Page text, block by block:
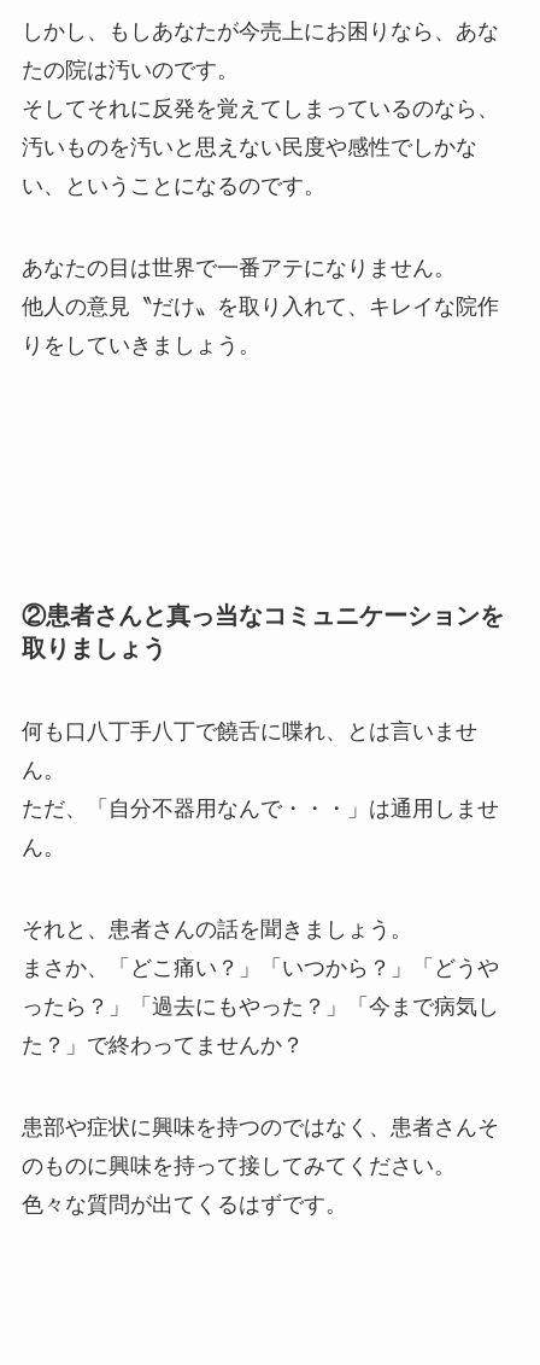
しかし、もしあなたが今売上にお困りなら、あな
たの院は汚いのです。
そしてそれに反発を覚えてしまっているのなら、
汚いものを汚いと思えない民度や感性でしかな
い、ということになるのです。
あなたの目は世界で一番アテになりません。
他人の意見〝だけ〟を取り入れて、キレイな院作
りをしていきましょう。
②患者さんと真っ当なコミュニケーションを
取りましょう
何も口八丁手八丁で饒舌に喋れ、とは言いませ
ん。
ただ、「自分不器用なんで・・・」は通用しませ
ん。
それと、患者さんの話を聞きましょう。
まさか、「どこ痛い？」「いつから？」「どうや
ったら？」「過去にもやった？」「今まで病気し
た？」で終わってませんか？
患部や症状に興味を持つのではなく、患者さんそ
のものに興味を持って接してみてください。
色々な質問が出てくるはずです。